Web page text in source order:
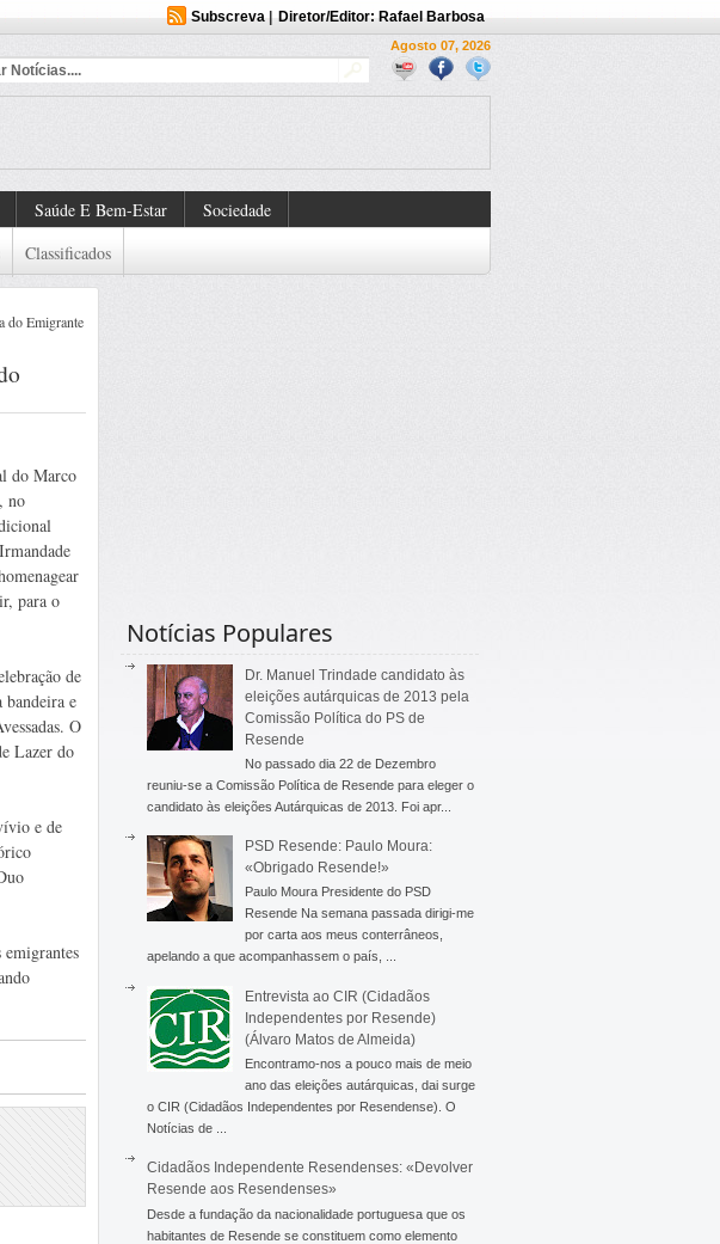
Subscreva| Diretor/Editor: Rafael Barbosa
Agosto 07, 2026
Saúde E Bem-Estar
Sociedade
Classificados
do Emigrante
do Marco
no
para o
de
bandeira e
O
Lazer do
e de
Notícias Populares
Dr. Manuel Trindade candidato às
eleições autárquicas de 2013 pela
Comissão Política do PS de
Resende
No passado dia 22 de Dezembro
reuniu-se a Comissão Política de Resende para eleger o
candidato às eleições Autárquicas de 2013. Foi apr...
PSD Resende: Paulo Moura:
«Obrigado Resende!»
Paulo Moura Presidente do PSD
Resende Na semana passada dirigi-me
por carta aos meus conterrâneos,
apelando a que acompanhassem o país, ...
Entrevista ao CIR (Cidadãos
Independentes por Resende)
(Álvaro Matos de Almeida)
Encontramo-nos a pouco mais de meio
ano das eleições autárquicas, dai surge
o CIR (Cidadãos Independentes por Resendense). O
Notícias de ...
Cidadãos Independente Resendenses: «Devolver
Resende aos Resendenses»
Desde a fundação da nacionalidade portuguesa que os
habitantes de Resende se constituem como elemento